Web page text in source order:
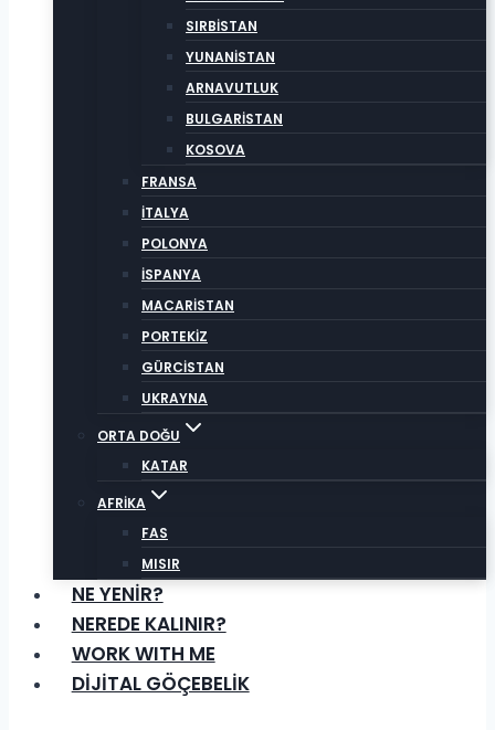
SIRBİSTAN
YUNANİSTAN
ARNAVUTLUK
BULGARİSTAN
KOSOVA
FRANSA
İTALYA
POLONYA
İSPANYA
MACARİSTAN
PORTEKİZ
GÜRCİSTAN
UKRAYNA
ORTA DOĞU
KATAR
AFRİKA
FAS
MISIR
NE YENİR?
NEREDE KALINIR?
WORK WITH ME
DİJİTAL GÖÇEBELİK